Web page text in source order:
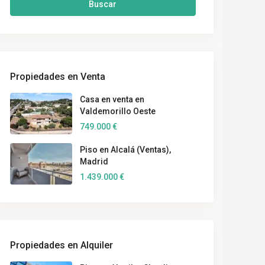
Buscar
Propiedades en Venta
Casa en venta en
Valdemorillo Oeste
749.000 €
Piso en Alcalá (Ventas),
Madrid
1.439.000 €
Propiedades en Alquiler